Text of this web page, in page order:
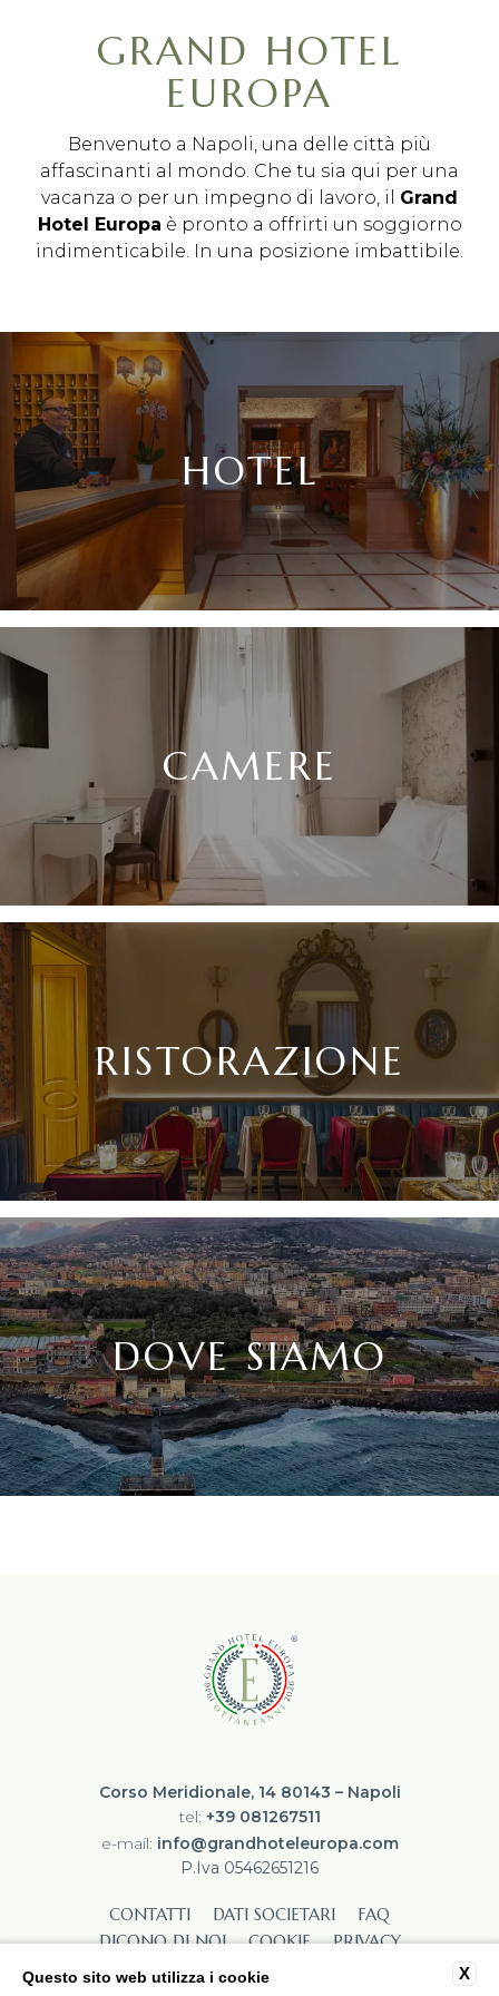
sky a pagamento
GRAND HOTEL
EUROPA
Benvenuto a Napoli, una delle città più
affascinanti al mondo. Che tu sia qui per una
vacanza o per un impegno di lavoro, il Grand
Hotel Europa è pronto a offrirti un soggiorno
indimenticabile. In una posizione imbattibile.
HOTEL
CAMERE
RISTORAZIONE
DOVE SIAMO
Corso Meridionale, 14 80143 – Napoli
tel: +39 081267511
e-mail: info@grandhoteleuropa.com
P.Iva 05462651216
CONTATTI DATI SOCIETARI
FAQ
DICONO DI NOI
COOKIE
PRIVACY
LAVORA CON NOI
X
Questo sito web utilizza i cookie